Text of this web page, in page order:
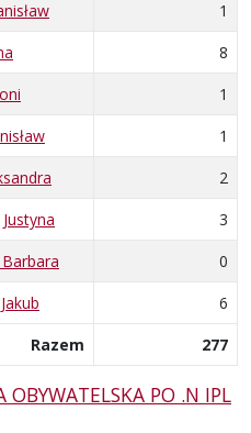
1
8
1
1
2
3
0
6
Razem
277
OBYWATELSKA PO .N IPL